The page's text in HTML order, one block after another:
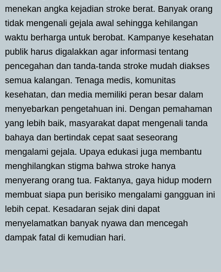
menekan angka kejadian stroke berat. Banyak orang
tidak mengenali gejala awal sehingga kehilangan
waktu berharga untuk berobat. Kampanye kesehatan
publik harus digalakkan agar informasi tentang
pencegahan dan tanda-tanda stroke mudah diakses
semua kalangan. Tenaga medis, komunitas
kesehatan, dan media memiliki peran besar dalam
menyebarkan pengetahuan ini. Dengan pemahaman
yang lebih baik, masyarakat dapat mengenali tanda
bahaya dan bertindak cepat saat seseorang
mengalami gejala. Upaya edukasi juga membantu
menghilangkan stigma bahwa stroke hanya
menyerang orang tua. Faktanya, gaya hidup modern
membuat siapa pun berisiko mengalami gangguan ini
lebih cepat. Kesadaran sejak dini dapat
menyelamatkan banyak nyawa dan mencegah
dampak fatal di kemudian hari.